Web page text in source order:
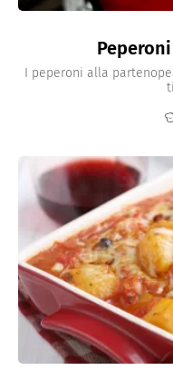
I peperoni alla